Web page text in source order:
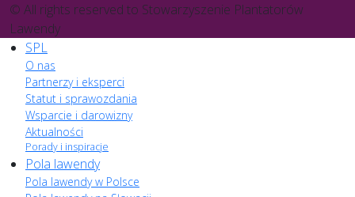
© All rights reserved to Stowarzyszenie Plantatorów
Lawendy
SPL
O nas
Partnerzy i eksperci
Statut i sprawozdania
Wsparcie i darowizny
Aktualności
Porady i inspiracje
Pola lawendy
Pola lawendy w Polsce